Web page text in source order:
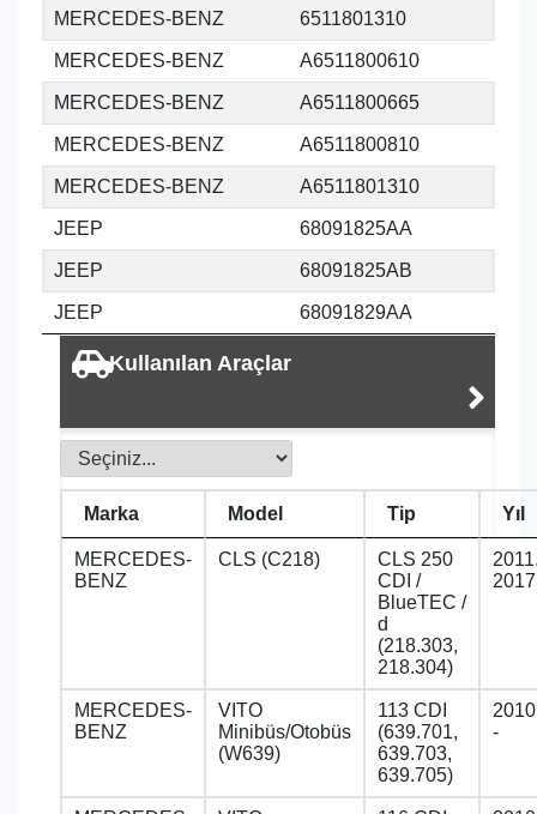
MERCEDES-BENZ 6511801310
MERCEDES-BENZ A6511800610
MERCEDES-BENZ A6511800665
MERCEDES-BENZ A6511800810
MERCEDES-BENZ A6511801310
JEEP 68091825AA
JEEP 68091825AB
JEEP 68091829AA
Kullanılan Araçlar
Marka Model Tip Yıl
MERCEDES-
BENZ
CLS (C218)
CLS 250
CDI /
BlueTEC /
d
(218.303,
218.304)
MERCEDES-
BENZ
VITO
Minibüs/Otobüs
(W639)
113 CDI
(639.701,
639.703,
639.705)
-